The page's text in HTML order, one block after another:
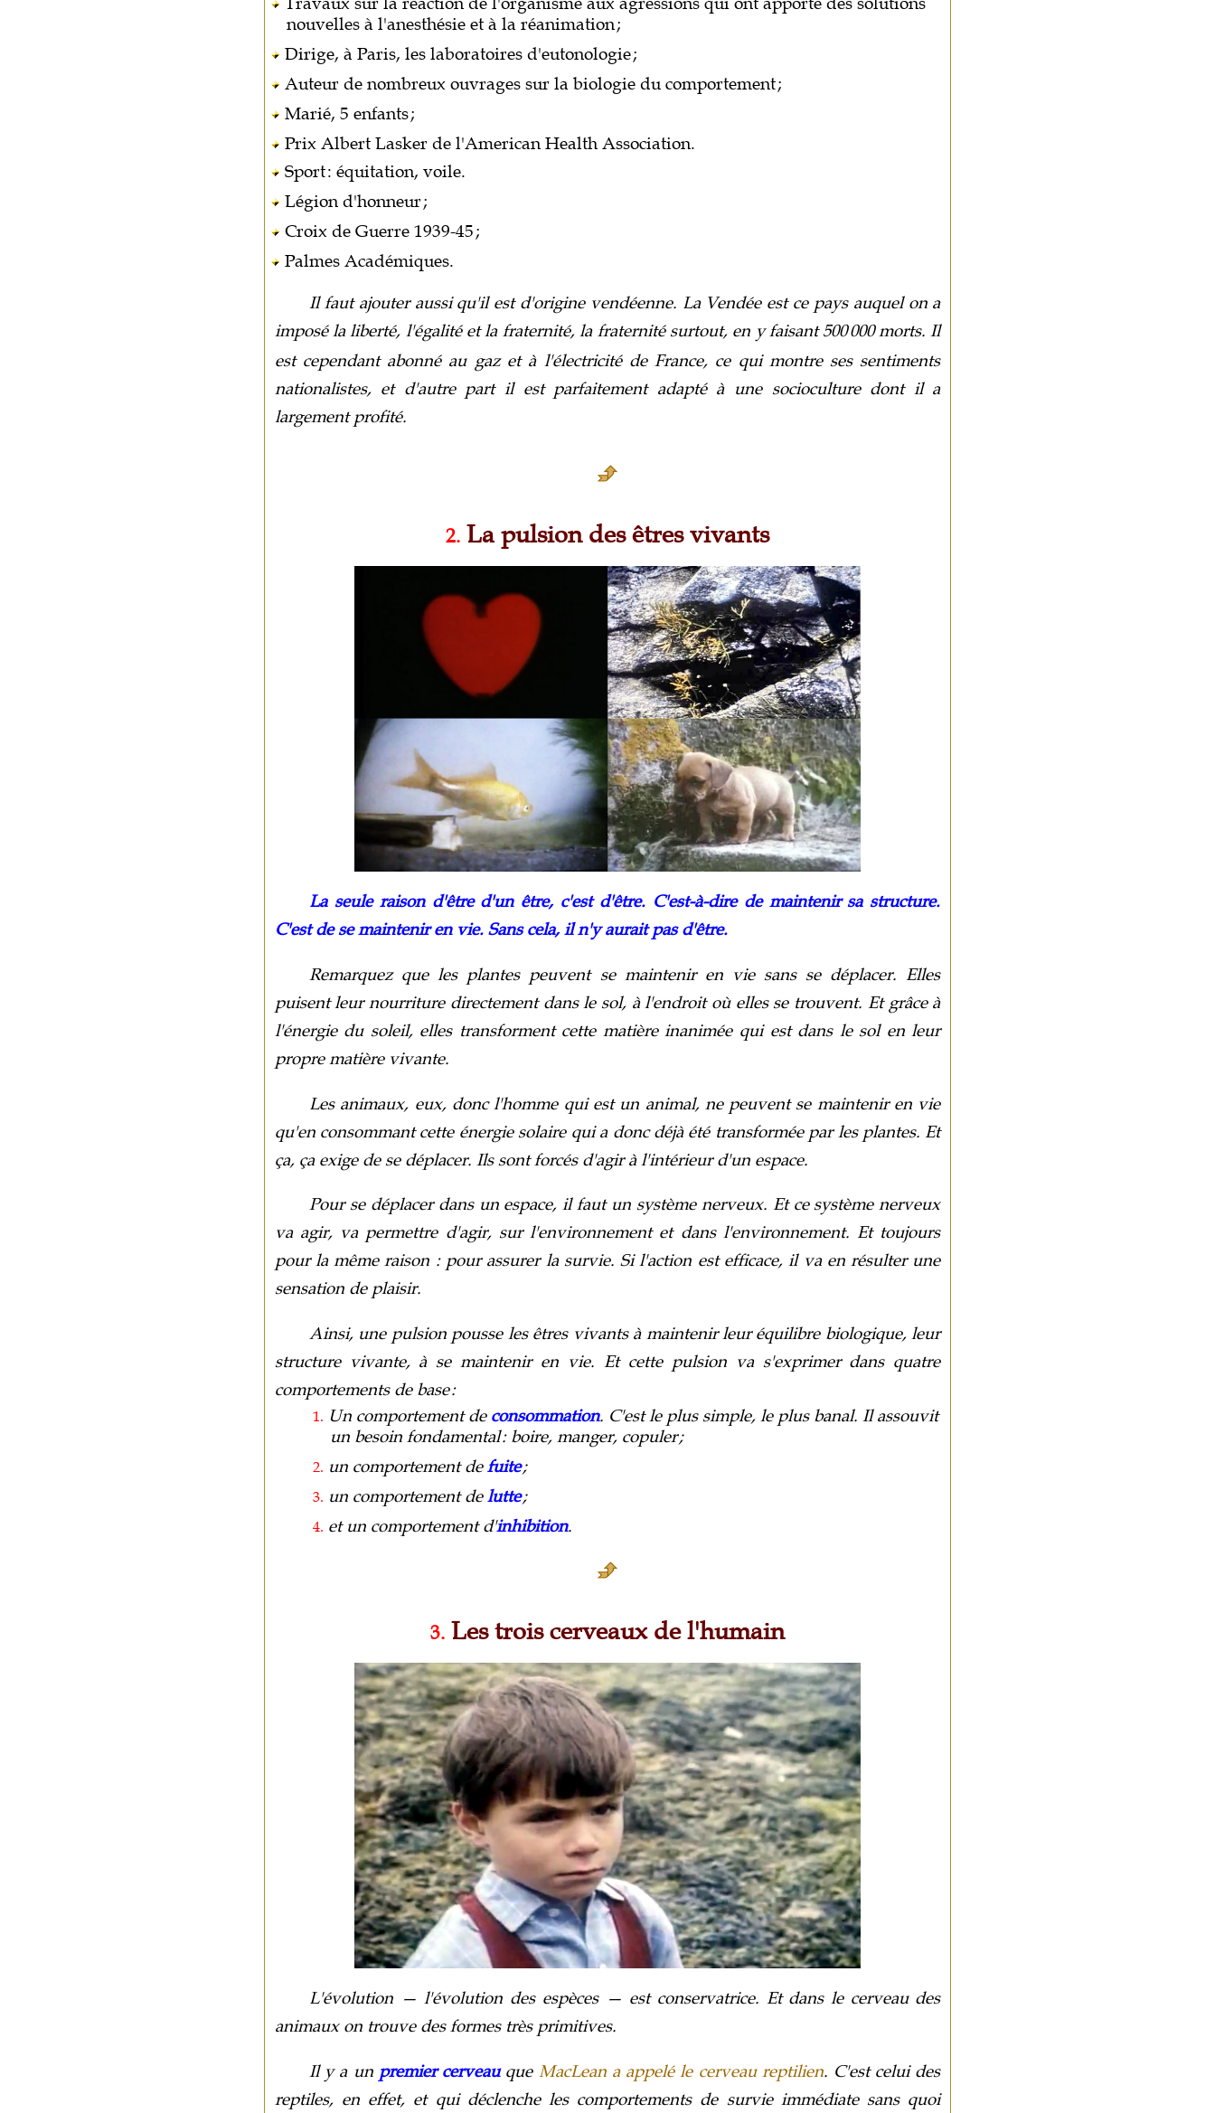
nouvelles à l'anesthésie et à la réanimation;
Dirige, à Paris, les laboratoires d'eutonologie;
Auteur de nombreux ouvrages sur la biologie du comportement;
Marié, 5 enfants;
Prix Albert Lasker de l'American Health Association.
Sport: équitation, voile.
Légion d'honneur;
Croix de Guerre 1939-45;
Palmes Académiques.
Il faut ajouter aussi qu'il est d'origine vendéenne. La Vendée est ce pays auquel on a
imposé la liberté, l'égalité et la fraternité, la fraternité surtout, en y faisant 500000 morts. Il
est cependant abonné au gaz et à l'électricité de France, ce qui montre ses sentiments
nationalistes, et d'autre part il est parfaitement adapté à une socioculture dont il a
largement profité.
2. La pulsion des êtres vivants
La seule raison d'être d'un être, c'est d'être. C'est-à-dire de maintenir sa structure.
C'est de se maintenir en vie. Sans cela, il n'y aurait pas d'être.
Remarquez que les plantes peuvent se maintenir en vie sans se déplacer. Elles
puisent leur nourriture directement dans le sol, à l'endroit où elles se trouvent. Et grâce à
l'énergie du soleil, elles transforment cette matière inanimée qui est dans le sol en leur
propre matière vivante.
Les animaux, eux, donc l'homme qui est un animal, ne peuvent se maintenir en vie
qu'en consommant cette énergie solaire qui a donc déjà été transformée par les plantes. Et
ça, ça exige de se déplacer. Ils sont forcés d'agir à l'intérieur d'un espace.
Pour se déplacer dans un espace, il faut un système nerveux. Et ce système nerveux
va agir, va permettre d'agir, sur l'environnement et dans l'environnement. Et toujours
pour la même raison : pour assurer la survie. Si l'action est efficace, il va en résulter une
sensation de plaisir.
Ainsi, une pulsion pousse les êtres vivants à maintenir leur équilibre biologique, leur
structure vivante, à se maintenir en vie. Et cette pulsion va s'exprimer dans quatre
comportements de base:
1. Un comportement de consommation. C'est le plus simple, le plus banal. Il assouvit
un besoin fondamental: boire, manger, copuler;
2. un comportement defuite;
3. un comportement delutte;
4. et un comportement d'inhibition.
3. Les trois cerveaux de l'humain
L'évolution — l'évolution des espèces — est conservatrice. Et dans le cerveau des
animaux on trouve des formes très primitives.
Il y a un premier cerveauque MacLean a appelé le cerveau reptilien. C'est celui des
reptiles, en effet, et qui déclenche les comportements de survie immédiate sans quoi